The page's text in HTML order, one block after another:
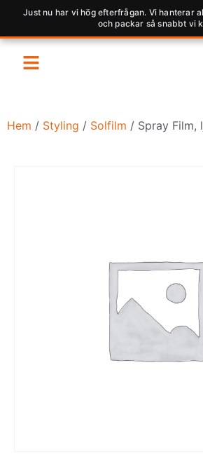
Just nu har vi hög efterfrågan. Vi hanterar
och packar så snabbt vi
Hem / Styling / Solfilm / Spray Film,